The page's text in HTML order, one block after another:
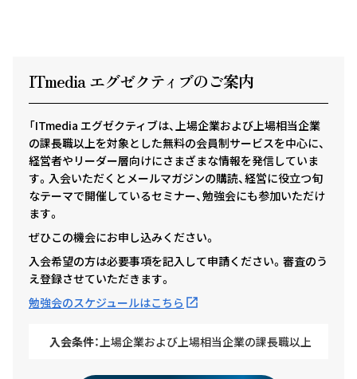
ITmedia エグゼクティ ブのご案内
「ITmedia エグゼクティブは、上場企業および上場相当企業
の課長職以上を対象とした無料の会員制サービスを中心に、
経営者やリーダー層向けにさまざまな情報を発信していま
す。入会いただくとメールマガジンの購読、経営に役立つ旬
なテーマで開催しているセミナー、勉強会にも参加いただけ
ます。
ぜひこの機会にお申し込みください。
入会希望の方は必要事項を記入して申請ください。審査のう
え登録させていただきます。
勉強会のスケジュールはこちら
入会条件： 上場企業および上場相当企業の課長職以上